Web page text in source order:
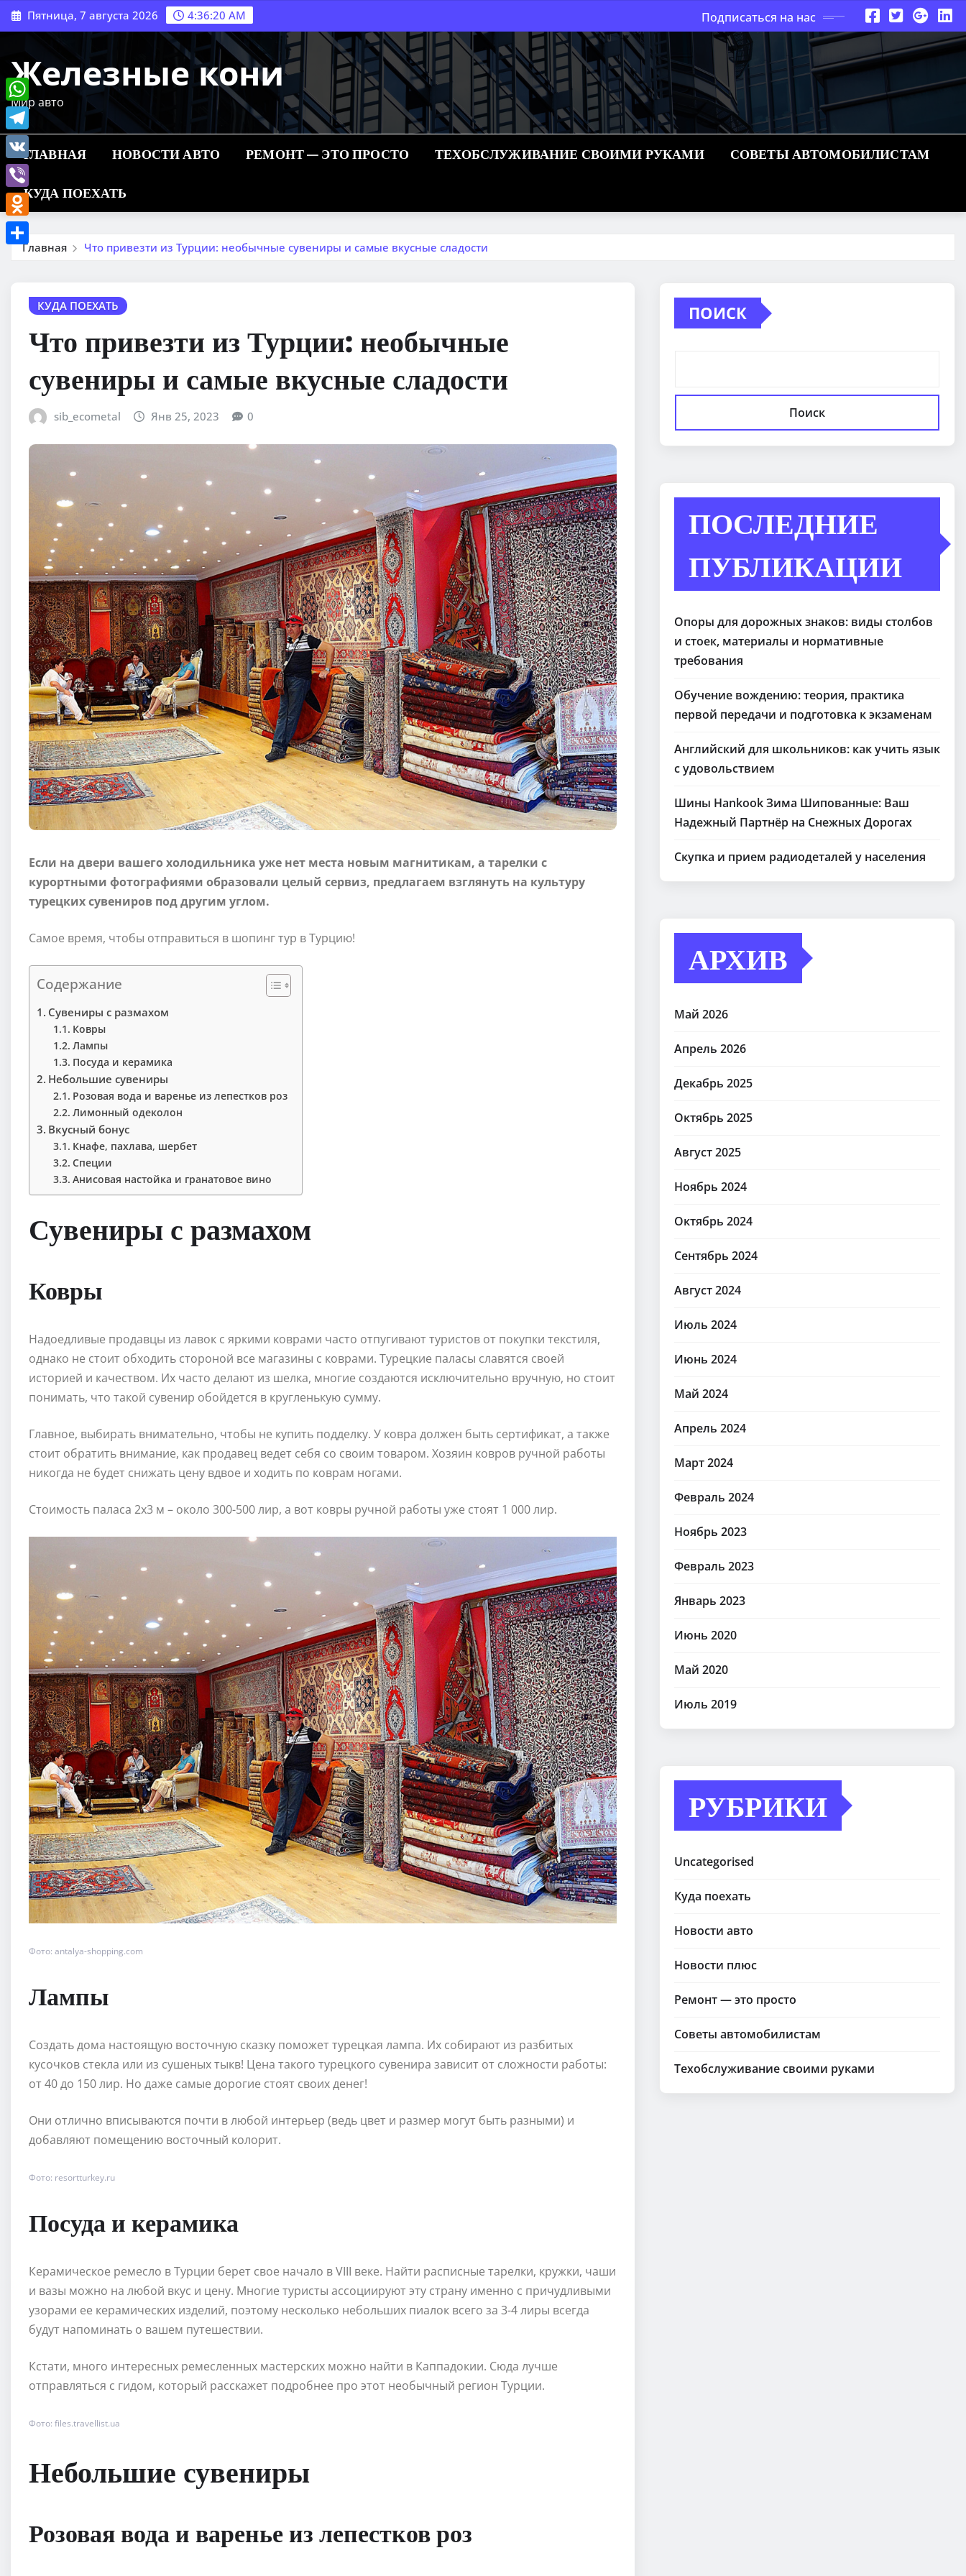
Перейти
к
Пятница, 7 августа 2026 4:36:21 AM Подписаться на нас
Железные кони
Мир авто
ГЛАВНАЯ НОВОСТИ АВТО РЕМОНТ — ЭТО ПРОСТО ТЕХОБСЛУЖИВАНИЕ СВОИМИ РУКАМИ СОВЕТЫ АВТОМОБИЛИСТАМ
КУДА ПОЕХАТЬ
Главная Что привезти из Турции: необычные сувениры и самые вкусные сладости
КУДА ПОЕХАТЬ
Что привезти из Турции: необычные
сувениры и самые вкусные сладости
sib_ecometal Янв 25, 2023 0
Если на двери вашего холодильника уже нет места новым магнитикам, а тарелки с
курортными фотографиями образовали целый сервиз, предлагаем взглянуть на культуру
турецких сувениров под другим углом.
Самое время, чтобы отправиться в шопинг тур в Турцию!
Содержание
Сувениры с размахом
Ковры
Лампы
Посуда и керамика
Небольшие сувениры
Розовая вода и варенье из лепестков роз
Лимонный одеколон
Вкусный бонус
Кнафе, пахлава, шербет
Специи
Анисовая настойка и гранатовое вино
Сувениры с размахом
Ковры
Надоедливые продавцы из лавок с яркими коврами часто отпугивают туристов от покупки текстиля,
однако не стоит обходить стороной все магазины с коврами. Турецкие паласы славятся своей
историей и качеством. Их часто делают из шелка, многие создаются исключительно вручную, но стоит
понимать, что такой сувенир обойдется в кругленькую сумму.
Главное, выбирать внимательно, чтобы не купить подделку. У ковра должен быть сертификат, а также
стоит обратить внимание, как продавец ведет себя со своим товаром. Хозяин ковров ручной работы
никогда не будет снижать цену вдвое и ходить по коврам ногами.
Стоимость паласа 2х3 м – около 300-500 лир, а вот ковры ручной работы уже стоят 1 000 лир.
Фото: antalya-shopping.com
Лампы
Создать дома настоящую восточную сказку поможет турецкая лампа. Их собирают из разбитых
кусочков стекла или из сушеных тыкв! Цена такого турецкого сувенира зависит от сложности работы:
от 40 до 150 лир. Но даже самые дорогие стоят своих денег!
Они отлично вписываются почти в любой интерьер (ведь цвет и размер могут быть разными) и
добавляют помещению восточный колорит.
Фото: resortturkey.ru
Посуда и керамика
Керамическое ремесло в Турции берет свое начало в VIII веке. Найти расписные тарелки, кружки, чаши
и вазы можно на любой вкус и цену. Многие туристы ассоциируют эту страну именно с причудливыми
узорами ее керамических изделий, поэтому несколько небольших пиалок всего за 3-4 лиры всегда
будут напоминать о вашем путешествии.
Кстати, много интересных ремесленных мастерских можно найти в Каппадокии. Сюда лучше
отправляться с гидом, который расскажет подробнее про этот необычный регион Турции.
Фото: files.travellist.ua
Небольшие сувениры
Розовая вода и варенье из лепестков роз
ПОИСК
Поиск
ПОСЛЕДНИЕ
ПУБЛИКАЦИИ
Опоры для дорожных знаков: виды столбов
и стоек, материалы и нормативные
требования
Обучение вождению: теория, практика
первой передачи и подготовка к экзаменам
Английский для школьников: как учить язык
с удовольствием
Шины Hankook Зима Шипованные: Ваш
Надежный Партнёр на Снежных Дорогах
Скупка и прием радиодеталей у населения
АРХИВ
Май 2026
Апрель 2026
Декабрь 2025
Октябрь 2025
Август 2025
Ноябрь 2024
Октябрь 2024
Сентябрь 2024
Август 2024
Июль 2024
Июнь 2024
Май 2024
Апрель 2024
Март 2024
Февраль 2024
Ноябрь 2023
Февраль 2023
Январь 2023
Июнь 2020
Май 2020
Июль 2019
РУБРИКИ
Uncategorised
Куда поехать
Новости авто
Новости плюс
Ремонт — это просто
Советы автомобилистам
Техобслуживание своими руками
WhatsApp
Telegram
VK
Viber
Odnoklassniki
Отправить